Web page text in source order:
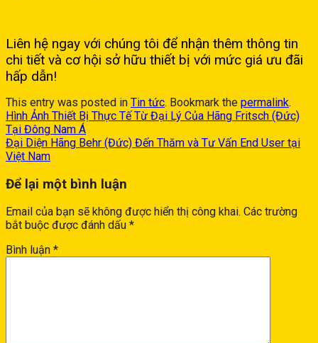
Liên hệ ngay với chúng tôi để nhận thêm thông tin
chi tiết và cơ hội sở hữu thiết bị với mức giá ưu đãi
hấp dẫn!
This entry was posted in Tin tức. Bookmark the permalink.
Hình Ảnh Thiết Bị Thực Tế Từ Đại Lý Của Hãng Fritsch (Đức)
Tại Đông Nam Á
Đại Diện Hãng Behr (Đức) Đến Thăm và Tư Vấn End User tại
Việt Nam
Để lại một bình luận
Email của bạn sẽ không được hiển thị công khai. Các trường
bắt buộc được đánh dấu *
Bình luận *